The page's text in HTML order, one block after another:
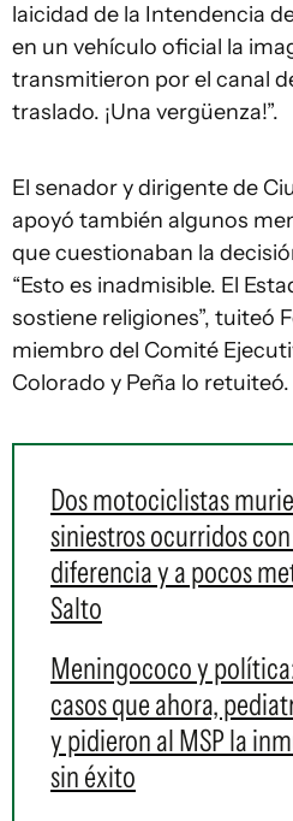
laicidad de la Intendencia
en un vehículo oficial la
transmitieron por el canal
traslado. ¡Una vergüenza!”.
El senador y dirigente de
apoyó también algunos
que cuestionaban la
“Esto es inadmisible. El
sostiene religiones”, tuiteó
miembro del Comité
Colorado y Peña lo retuiteó.
Dos motociclistas
siniestros ocurridos
diferencia y a pocos
Salto
Meningococo y
casos que ahora,
y pidieron al MSP la
sin éxito